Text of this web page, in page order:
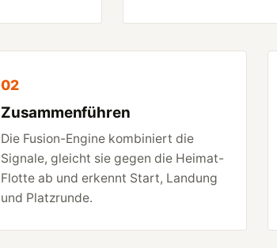
02
Zusammenführen
Die Fusion-Engine kombiniert die
Signale, gleicht sie gegen die Heimat-
Flotte ab und erkennt Start, Landung
und Platzrunde.